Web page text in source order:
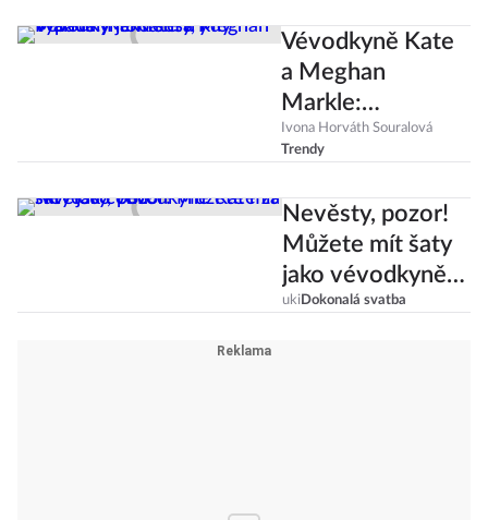
Vévodkyně Kate
a Meghan
Markle:
Momenty, kdy
vypadaly jako
sestry
Ivona Horváth Souralová
Trendy
Nevěsty, pozor!
Můžete mít šaty
jako vévodkyně
Kate za skvělou
ukiDokonalá svatba